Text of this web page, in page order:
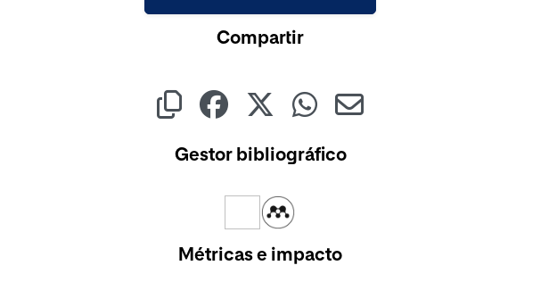
Compartir
Gestor bibliográfico
Métricas e impacto